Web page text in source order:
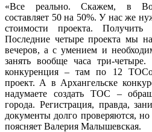
«Все реально. Скажем, в
составляет 50 на 50%. У нас же
стоимости проекта.
Последние четыре проекта мы
вечеров, а с умением и
занять вообще часа три-
конкуренция – там по 12
проект. А в Архангельске
надумаете создать ТОС –
города. Регистрация, правда,
документы долго проверяются,
поясняет Валерия Малышевская.